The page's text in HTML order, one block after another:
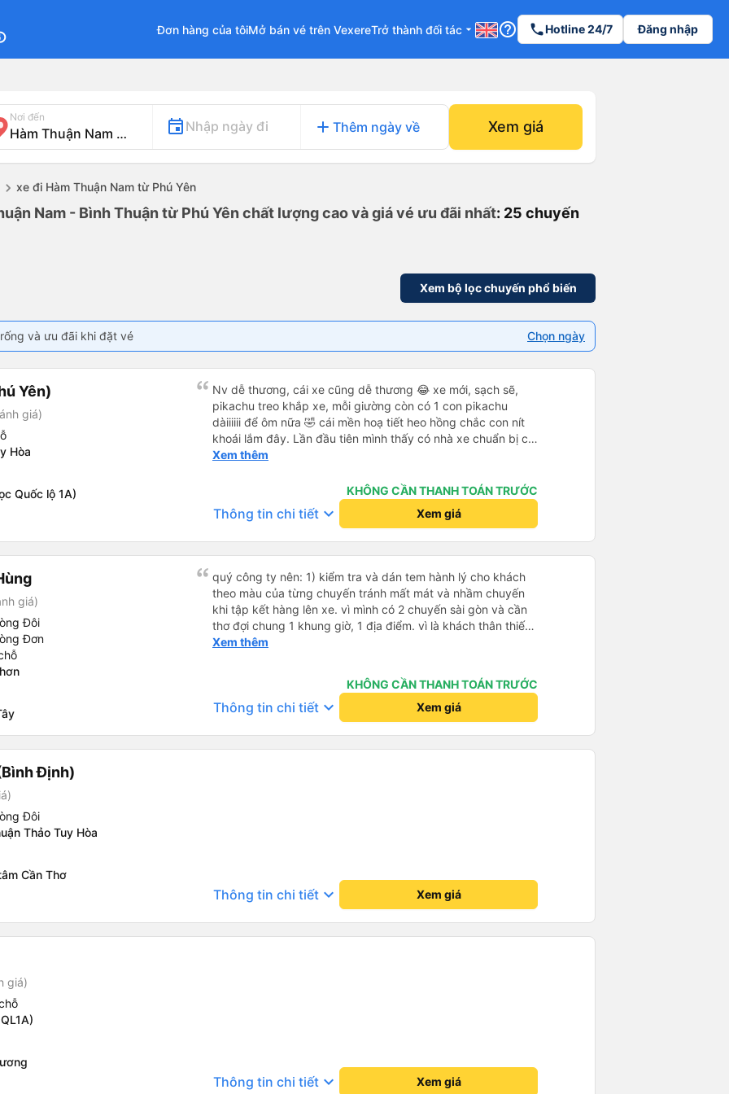
Đơn hàng của tôiMở bán vé trên VexereTrở thành đối tác arrow_drop_down help_outline phoneHotline 24/7 Đăng nhập
Nơi đến
Nhập ngày đi add Thêm ngày về Xem giá
xe đi Hàm Thuận Nam từ Phú Yên
Nam - Bình Thuận từ Phú Yên chất lượng cao và giá vé ưu đãi nhất: 25 chuyến
Xem bộ lọc chuyến phổ biến
và ưu đãi khi đặt vé Chọn ngày
Yên)
giá)
Hòa
Quốc lộ 1A)
Nv dễ thương, cái xe cũng dễ thương 😂 xe mới, sạch sẽ,
pikachu treo khắp xe, mỗi giường còn có 1 con pikachu
dàiiiiii để ôm nữa 🤣 cái mền hoạ tiết heo hồng chắc con nít
khoái lắm đây. Lần đầu tiên mình thấy có nhà xe chuẩn bị cả
bàn chải đánh răng. Có 2 ông bà cụ lên xe còn được nv dẫn
Xem thêm
KHÔNG CẦN THANH TOÁN TRƯỚC
Thông tin chi tiết keyboard_arrow_down Xem giá
giá)
Đôi
Đơn
quý công ty nên: 1) kiểm tra và dán tem hành lý cho khách
theo màu của từng chuyến tránh mất mát và nhầm chuyến
khi tập kết hàng lên xe. vì mình có 2 chuyến sài gòn và cần
thơ đợi chung 1 khung giờ, 1 địa điểm. vì là khách thân thiết
của quý công ty nên rất hài lòng và tin tưởng. tuy nhiên rất
cải thiện ngày một phát triển. 2) đồng nhất về cách giao tiếp
và CSKH nhẹ nhàng, chu đáo nữa thì chắc chắn quy công ty
là nhà xe được yêu thích và lựa chọn số 1 quy nhơn. rất cảm
ơn quý anh chị em cty cũng như chị Thảo đã lắng nghe và
tiếp nhận. " khách hàng thân thiết nhiều năm của nhà xe từ
Xem thêm
KHÔNG CẦN THANH TOÁN TRƯỚC
Thông tin chi tiết keyboard_arrow_down Xem giá
Định)
Đôi
Thảo Tuy Hòa
Cần Thơ
Thông tin chi tiết keyboard_arrow_down Xem giá
giá)
Thông tin chi tiết keyboard_arrow_down Xem giá